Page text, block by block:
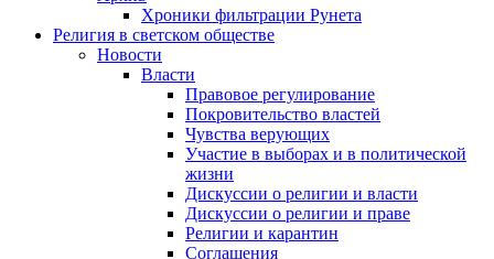
Хроники фильтрации Рунета
Религия в светском обществе
Новости
Власти
Правовое регулирование
Покровительство властей
Чувства верующих
Участие в выборах и в политической
жизни
Дискуссии о религии и власти
Дискуссии о религии и праве
Религии и карантин
Соглашения